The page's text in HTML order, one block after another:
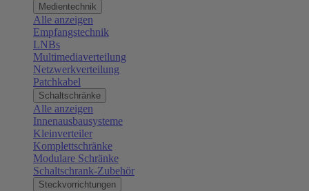
Medientechnik
Alle anzeigen
Empfangstechnik
LNBs
Multimediaverteilung
Netzwerkverteilung
Patchkabel
Schaltschränke
Alle anzeigen
Innenausbausysteme
Kleinverteiler
Komplettschränke
Modulare Schränke
Schaltschrank-Zubehör
Steckvorrichtungen